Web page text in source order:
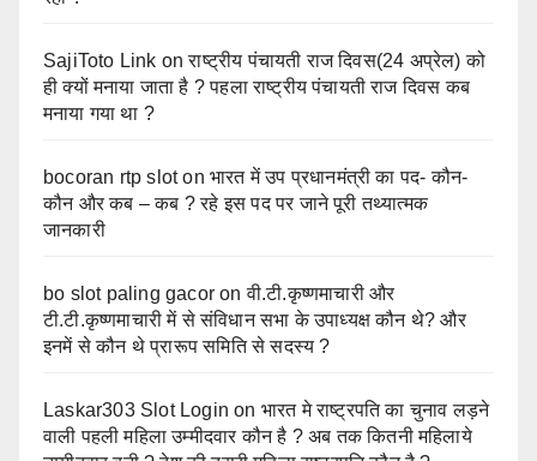
SajiToto Link onराष्ट्रीय पंचायती राज दिवस(24 अप्रेल) को
ही क्यों मनाया जाता है ? पहला राष्ट्रीय पंचायती राज दिवस कब
मनाया गया था ?
bocoran rtp slotonभारत में उप प्रधानमंत्री का पद- कौन-
कौन और कब – कब ? रहे इस पद पर जाने पूरी तथ्यात्मक
जानकारी
bo slot paling gacor onवी.टी.कृष्णमाचारी और
टी.टी.कृष्णमाचारी में से संविधान सभा के उपाध्यक्ष कौन थे? और
इनमें से कौन थे प्रारूप समिति से सदस्य ?
Laskar303 Slot Login on भारत मे राष्ट्रपति का चुनाव लड़ने
वाली पहली महिला उम्मीदवार कौन है ? अब तक कितनी महिलाये